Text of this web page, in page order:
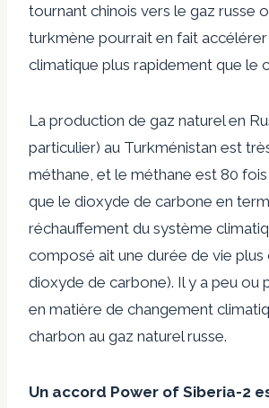
tournant chinois vers le gaz russe
turkmène pourrait en fait
climatique plus rapidement que le
La production de gaz naturel en
particulier) au Turkménistan est
méthane, et le méthane est 80
que le dioxyde de carbone en
réchauffement du système
composé ait une durée de vie
dioxyde de carbone). Il y a peu ou
en matière de changement
charbon au gaz naturel russe.
Un accord Power of Siberia-2